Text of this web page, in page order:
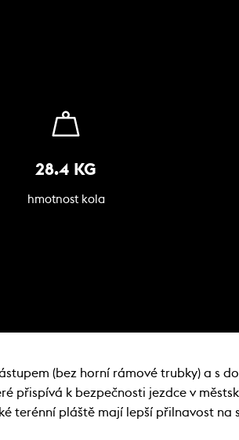
28.4 KG
hmotnost kola
(bez horní rámové trubky) a s
přispívá k bezpečnosti jezdce v
terénní pláště mají lepší přilnavost